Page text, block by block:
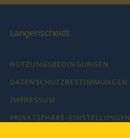
Langenscheidt
NUTZUNGSBEDINGUNGEN
DATENSCHUTZBESTIMMUNGEN
IMPRESSUM
PRIVATSPHÄRE-EINSTELLUNGEN